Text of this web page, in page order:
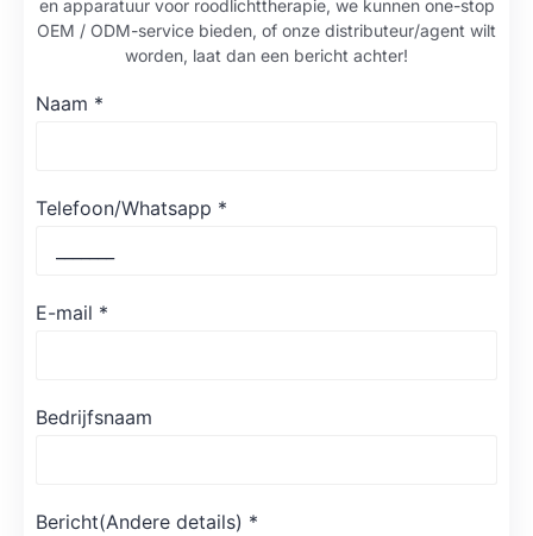
en apparatuur voor roodlichttherapie, we kunnen one-stop
OEM / ODM-service bieden, of onze distributeur/agent wilt
worden, laat dan een bericht achter!
Naam *
Telefoon/Whatsapp *
E-mail *
Bedrijfsnaam
Bericht(Andere details) *